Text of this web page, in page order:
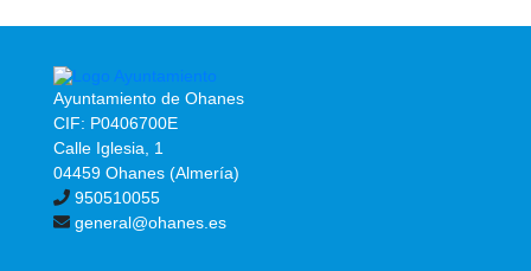
Ayuntamiento de Ohanes
CIF: P0406700E
Calle Iglesia, 1
04459 Ohanes (Almería)
950510055
general@ohanes.es